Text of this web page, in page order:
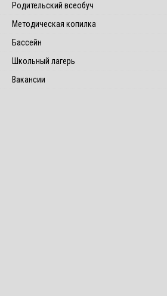
Родительский всеобуч
Методическая копилка
Бассейн
Школьный лагерь
Вакансии